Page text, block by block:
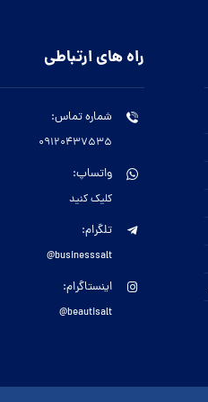
راه های ارتباطی
شماره تماس:
09120437535
واتساپ:
کلیک کنید
تلگرام:
businesssalt@
اینستاگرام:
beautisalt@